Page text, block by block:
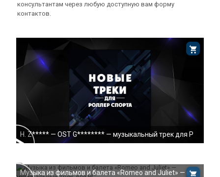
консультантам через любую доступную вам форму
контактов.
H. Z***** — OST G******** — музыкальный трек для Р
Музыка из фильмов и балета «Romeo and Juliet» — му